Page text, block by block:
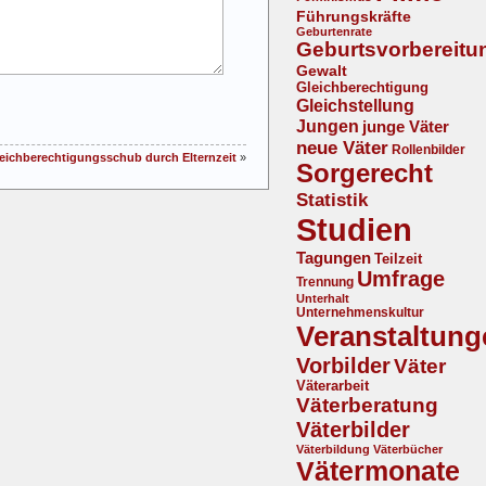
Führungskräfte
Geburtenrate
Gewalt
Gleichberechtigung
Gleichstellung
Jungen junge Väter
neue Väter Rollenbilder
Sorgerecht
Statistik
Studien
Tagungen Teilzeit
Trennung Umfrage
Unterhalt
Unternehmenskultur
VorbilderVäter
Väterarbeit
Väterberatung
Väterbilder
Väterbildung Väterbücher
Vätermonate
durch Elternzeit »